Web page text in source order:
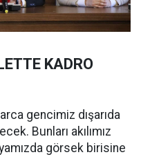
KADRO
gencimiz dışarıda
Bunları akılımız
görsek birisine